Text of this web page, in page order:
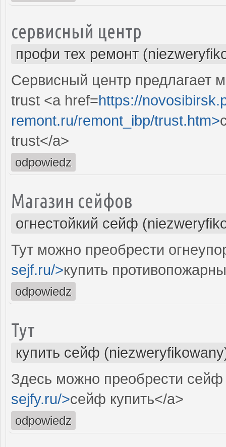
сервисный центр
профи тех ремонт
Сервисный центр предлагает
trust <a href=https://
remont.ru/remont_ibp/trust.htm>
trust</a>
odpowiedz
Магазин сейфов
огнестойкий сейф
Тут можно преобрести
sejf.ru/>купить
odpowiedz
Тут
купить сейф
Здесь можно преобрести
sejfy.ru/>сейф купить</a>
odpowiedz